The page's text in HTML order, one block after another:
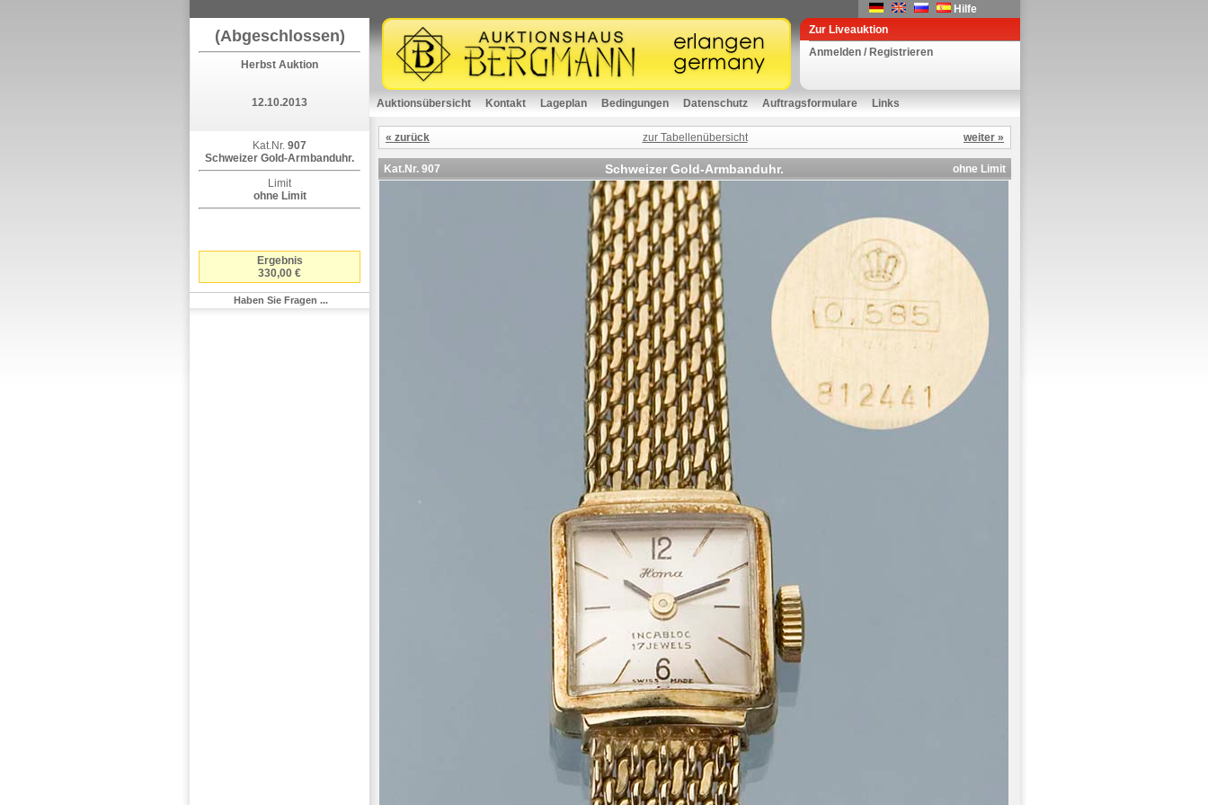
Hilfe
(Abgeschlossen)
Herbst Auktion
12.10.2013
Kat.Nr. 907
Schweizer Gold-Armbanduhr.
Limit
ohne Limit
Ergebnis
330,00 €
Haben Sie Fragen ...
Zur Liveauktion
Anmelden / Registrieren
Auktionsübersicht Kontakt Lageplan Bedingungen Datenschutz Auftragsformulare Links
« zurück zur Tabellenübersicht weiter »
Kat.Nr. 907 Schweizer Gold-Armbanduhr. ohne Limit